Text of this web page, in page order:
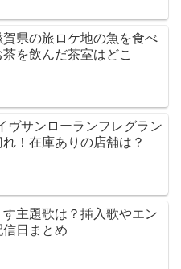
県の旅ロケ地の魚を食べ
を飲んだ茶室はどこ
ヴサンローランフレグラン
！在庫ありの店舗は？
主題歌は？挿入歌やエン
日まとめ